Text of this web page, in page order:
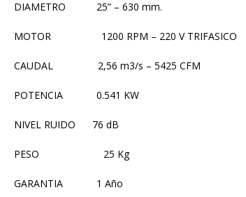
DIAMETRO 25” – 630 mm.
MOTOR 1200 RPM – 220 V TRIFASICO
CAUDAL 2,56 m3/s – 5425 CFM
POTENCIA 0.541 KW
NIVEL RUIDO 76 dB
PESO 25 Kg
GARANTIA 1 Año